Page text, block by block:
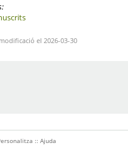
el 2026-03-30
::Ajuda